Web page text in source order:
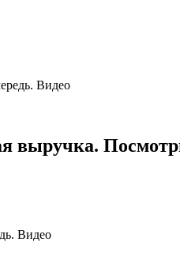
Видео
выручка.